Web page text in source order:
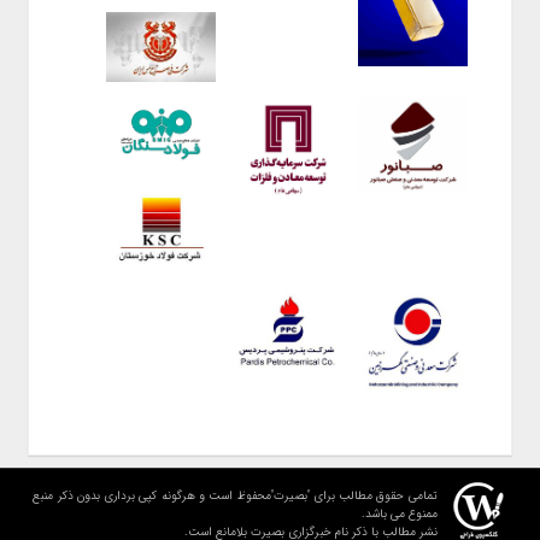
تمامی حقوق مطالب برای "بصیرت"محفوظ است و هرگونه کپی برداری بدون ذکر منبع
ممنوع می باشد.
نشر مطالب با ذکر نام خبرگزاری بصیرت بلامانع است.